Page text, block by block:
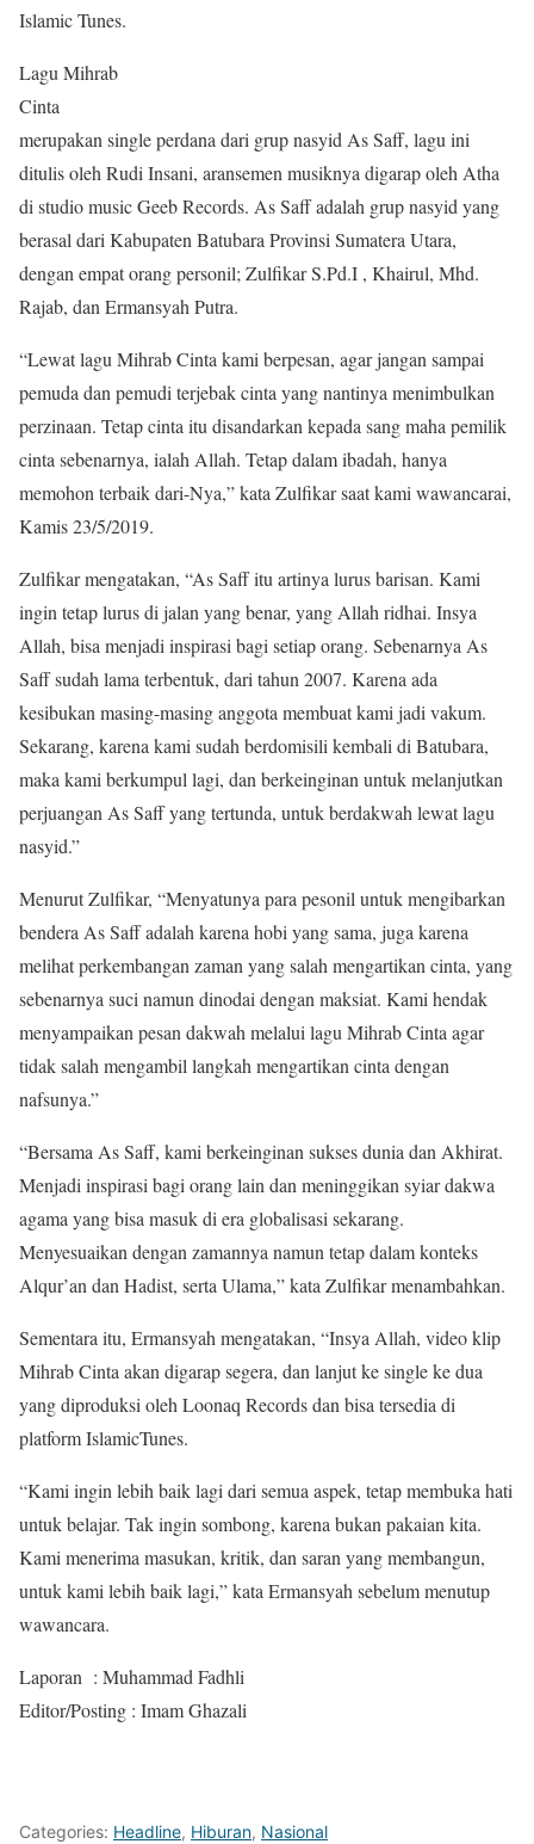
Islamic Tunes.
Lagu Mihrab
Cinta
merupakan single perdana dari grup nasyid As Saff, lagu ini
ditulis oleh Rudi Insani, aransemen musiknya digarap oleh Atha
di studio music Geeb Records. As Saff adalah grup nasyid yang
berasal dari Kabupaten Batubara Provinsi Sumatera Utara,
dengan empat orang personil; Zulfikar S.Pd.I , Khairul, Mhd.
Rajab, dan Ermansyah Putra.
“Lewat lagu Mihrab Cinta kami berpesan, agar jangan sampai
pemuda dan pemudi terjebak cinta yang nantinya menimbulkan
perzinaan. Tetap cinta itu disandarkan kepada sang maha pemilik
cinta sebenarnya, ialah Allah. Tetap dalam ibadah, hanya
memohon terbaik dari-Nya,” kata Zulfikar saat kami wawancarai,
Kamis 23/5/2019.
Zulfikar mengatakan, “As Saff itu artinya lurus barisan. Kami
ingin tetap lurus di jalan yang benar, yang Allah ridhai. Insya
Allah, bisa menjadi inspirasi bagi setiap orang. Sebenarnya As
Saff sudah lama terbentuk, dari tahun 2007. Karena ada
kesibukan masing-masing anggota membuat kami jadi vakum.
Sekarang, karena kami sudah berdomisili kembali di Batubara,
maka kami berkumpul lagi, dan berkeinginan untuk melanjutkan
perjuangan As Saff yang tertunda, untuk berdakwah lewat lagu
nasyid.”
Menurut Zulfikar, “Menyatunya para pesonil untuk mengibarkan
bendera As Saff adalah karena hobi yang sama, juga karena
melihat perkembangan zaman yang salah mengartikan cinta, yang
sebenarnya suci namun dinodai dengan maksiat. Kami hendak
menyampaikan pesan dakwah melalui lagu Mihrab Cinta agar
tidak salah mengambil langkah mengartikan cinta dengan
nafsunya.”
“Bersama As Saff, kami berkeinginan sukses dunia dan Akhirat.
Menjadi inspirasi bagi orang lain dan meninggikan syiar dakwa
agama yang bisa masuk di era globalisasi sekarang.
Menyesuaikan dengan zamannya namun tetap dalam konteks
Alqur’an dan Hadist, serta Ulama,” kata Zulfikar menambahkan.
Sementara itu, Ermansyah mengatakan, “Insya Allah, video klip
Mihrab Cinta akan digarap segera, dan lanjut ke single ke dua
yang diproduksi oleh Loonaq Records dan bisa tersedia di
platform IslamicTunes.
“Kami ingin lebih baik lagi dari semua aspek, tetap membuka hati
untuk belajar. Tak ingin sombong, karena bukan pakaian kita.
Kami menerima masukan, kritik, dan saran yang membangun,
untuk kami lebih baik lagi,” kata Ermansyah sebelum menutup
wawancara.
Laporan : Muhammad Fadhli
Editor/Posting : Imam Ghazali
Categories: Headline, Hiburan, Nasional